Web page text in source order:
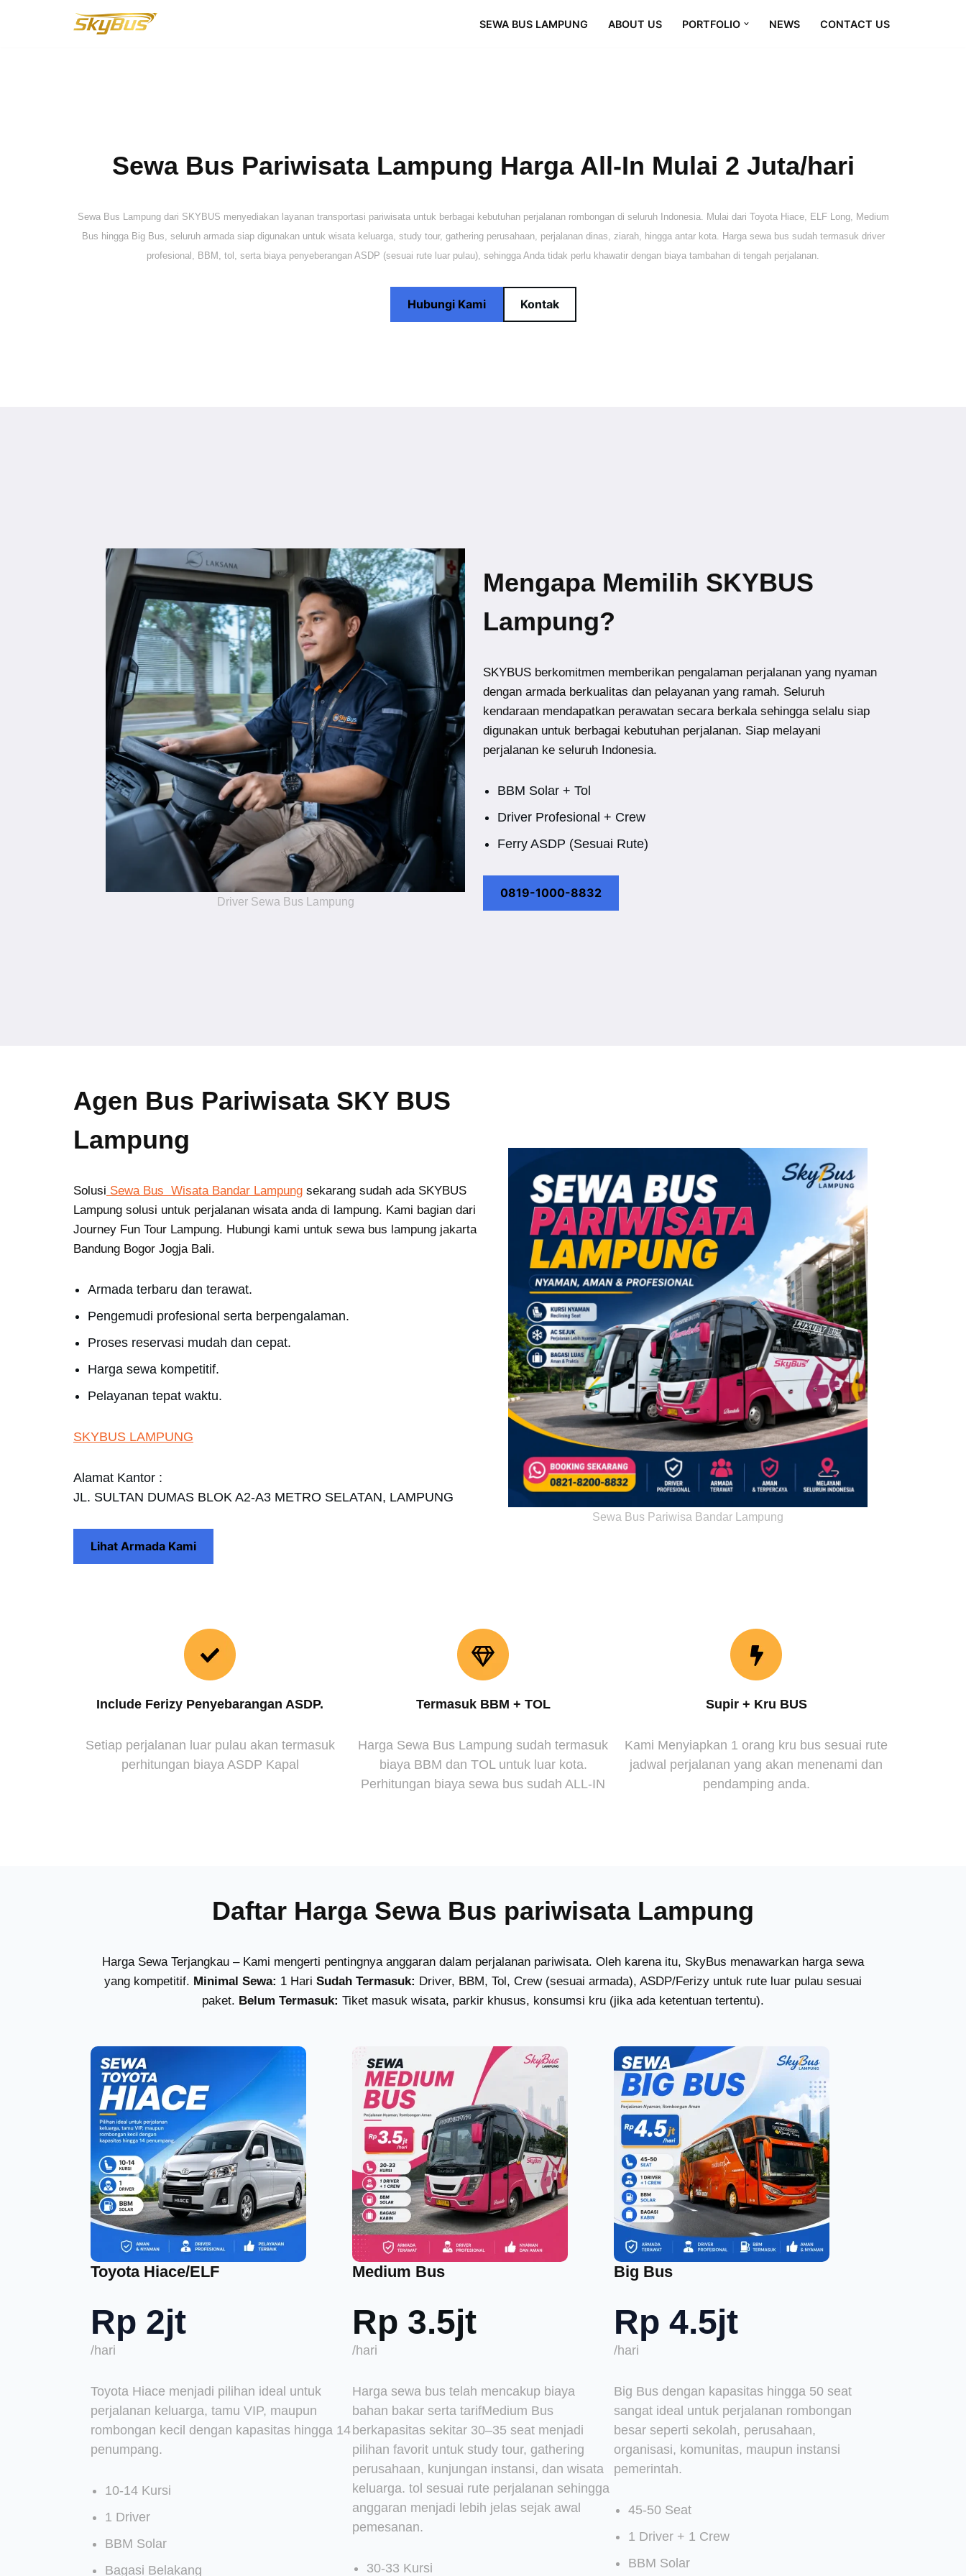
SEWA BUS LAMPUNG ABOUT US PORTFOLIO NEWS CONTACT US
Sewa Bus Pariwisata Lampung Harga All-In Mulai 2 Juta/hari
Sewa Bus Lampung dari SKYBUS menyediakan layanan transportasi pariwisata untuk berbagai kebutuhan perjalanan rombongan di seluruh Indonesia. Mulai dari Toyota Hiace, ELF Long, Medium
Bus hingga Big Bus, seluruh armada siap digunakan untuk wisata keluarga, study tour, gathering perusahaan, perjalanan dinas, ziarah, hingga antar kota. Harga sewa bus sudah termasuk driver
profesional, BBM, tol, serta biaya penyeberangan ASDP (sesuai rute luar pulau), sehingga Anda tidak perlu khawatir dengan biaya tambahan di tengah perjalanan.
Hubungi Kami Kontak
Driver Sewa Bus Lampung
Mengapa Memilih SKYBUS
Lampung?
SKYBUS berkomitmen memberikan pengalaman perjalanan yang nyaman
dengan armada berkualitas dan pelayanan yang ramah. Seluruh
kendaraan mendapatkan perawatan secara berkala sehingga selalu siap
digunakan untuk berbagai kebutuhan perjalanan. Siap melayani
perjalanan ke seluruh Indonesia.
BBM Solar + Tol
Driver Profesional + Crew
Ferry ASDP (Sesuai Rute)
0819-1000-8832
Agen Bus Pariwisata SKY BUS
Lampung
Solusi Sewa Bus Wisata Bandar Lampung sekarang sudah ada SKYBUS
Lampung solusi untuk perjalanan wisata anda di lampung. Kami bagian dari
Journey Fun Tour Lampung. Hubungi kami untuk sewa bus lampung jakarta
Bandung Bogor Jogja Bali.
Armada terbaru dan terawat.
Pengemudi profesional serta berpengalaman.
Proses reservasi mudah dan cepat.
Harga sewa kompetitif.
Pelayanan tepat waktu.
SKYBUS LAMPUNG
Alamat Kantor :
JL. SULTAN DUMAS BLOK A2-A3 METRO SELATAN, LAMPUNG
Lihat Armada Kami
Sewa Bus Pariwisa Bandar Lampung
Include Ferizy Penyebarangan ASDP.
Setiap perjalanan luar pulau akan termasuk
perhitungan biaya ASDP Kapal
Termasuk BBM + TOL
Harga Sewa Bus Lampung sudah termasuk
biaya BBM dan TOL untuk luar kota.
Perhitungan biaya sewa bus sudah ALL-IN
Supir + Kru BUS
Kami Menyiapkan 1 orang kru bus sesuai rute
jadwal perjalanan yang akan menenami dan
pendamping anda.
Daftar Harga Sewa Bus pariwisata Lampung
Harga Sewa Terjangkau – Kami mengerti pentingnya anggaran dalam perjalanan pariwisata. Oleh karena itu, SkyBus menawarkan harga sewa
yang kompetitif. Minimal Sewa: 1 Hari Sudah Termasuk: Driver, BBM, Tol, Crew (sesuai armada), ASDP/Ferizy untuk rute luar pulau sesuai
paket. Belum Termasuk: Tiket masuk wisata, parkir khusus, konsumsi kru (jika ada ketentuan tertentu).
Toyota Hiace/ELF
Rp 2jt
/hari
Toyota Hiace menjadi pilihan ideal untuk
perjalanan keluarga, tamu VIP, maupun
rombongan kecil dengan kapasitas hingga 14
penumpang.
10-14 Kursi
1 Driver
BBM Solar
Bagasi Belakang
Medium Bus
Rp 3.5jt
/hari
Harga sewa bus telah mencakup biaya
bahan bakar serta tarifMedium Bus
berkapasitas sekitar 30–35 seat menjadi
pilihan favorit untuk study tour, gathering
perusahaan, kunjungan instansi, dan wisata
keluarga. tol sesuai rute perjalanan sehingga
anggaran menjadi lebih jelas sejak awal
pemesanan.
30-33 Kursi
Big Bus
Rp 4.5jt
/hari
Big Bus dengan kapasitas hingga 50 seat
sangat ideal untuk perjalanan rombongan
besar seperti sekolah, perusahaan,
organisasi, komunitas, maupun instansi
pemerintah.
45-50 Seat
1 Driver + 1 Crew
BBM Solar